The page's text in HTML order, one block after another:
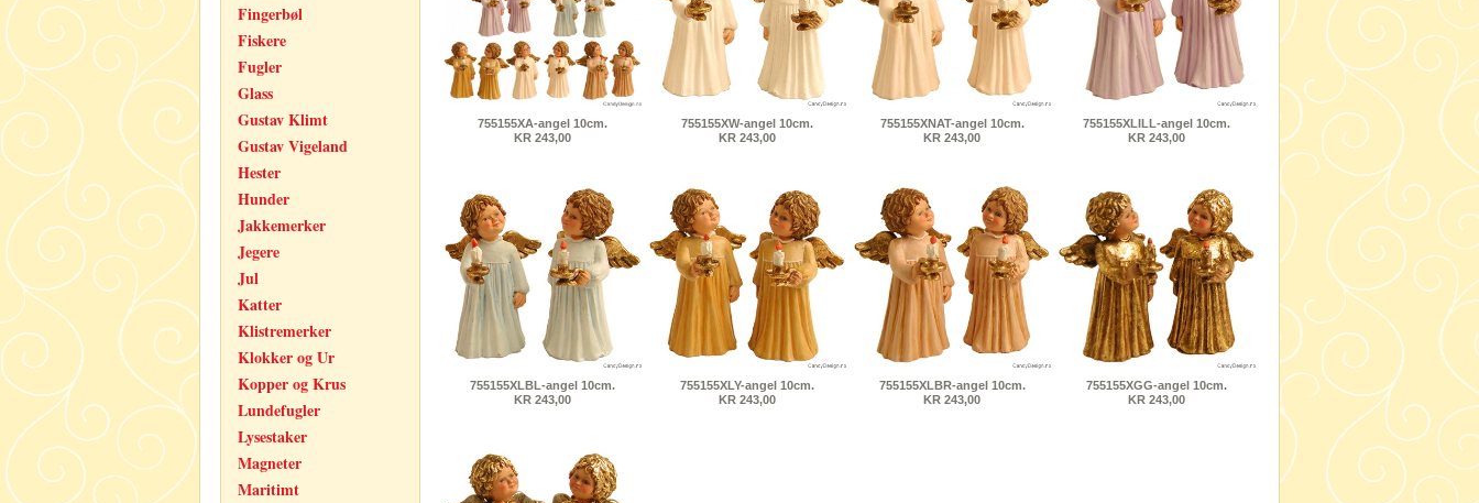
Fingerbøl
Fiskere
Fugler
Glass
Gustav Klimt
Gustav Vigeland
Hester
Hunder
Jakkemerker
Jegere
Jul
Katter
Klistremerker
Klokker og Ur
Kopper og Krus
Lundefugler
Lysestaker
Magneter
Maritimt
755155XA-angel 10cm.
KR 243,00
755155XW-angel 10cm.
KR 243,00
755155XNAT-angel 10cm.
KR 243,00
755155XLILL-angel 10cm.
KR 243,00
755155XLBL-angel 10cm.
KR 243,00
755155XLY-angel 10cm.
KR 243,00
755155XLBR-angel 10cm.
KR 243,00
755155XGG-angel 10cm.
KR 243,00